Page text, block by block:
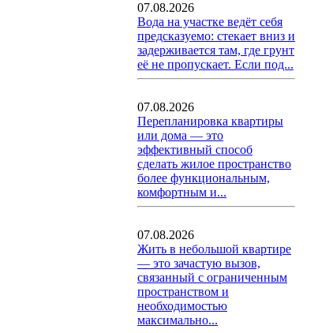
07.08.2026
Вода на участке ведёт себя
предсказуемо: стекает вниз и
задерживается там, где грунт
её не пропускает. Если под...
07.08.2026
Перепланировка квартиры
или дома — это
эффективный способ
сделать жилое пространство
более функциональным,
комфортным и...
07.08.2026
Жить в небольшой квартире
— это зачастую вызов,
связанный с ограниченным
пространством и
необходимостью
максимально...